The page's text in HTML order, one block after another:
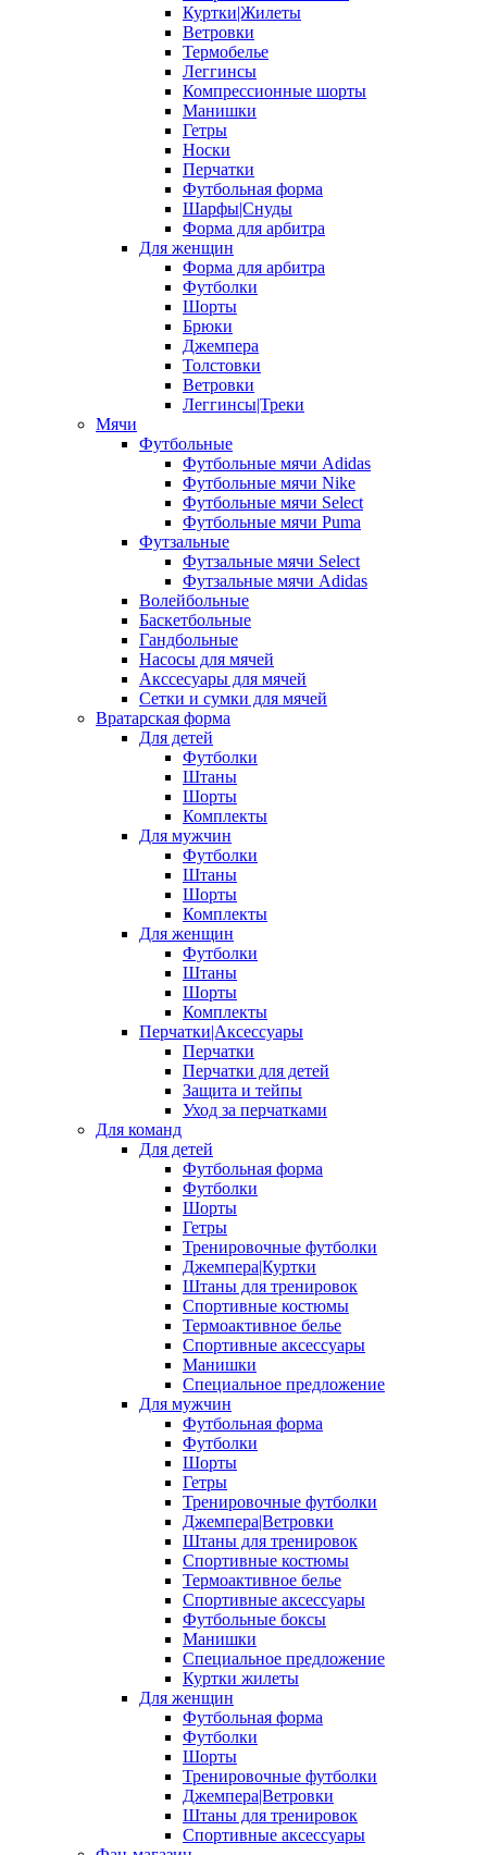
Куртки|Жилеты
Ветровки
Термобелье
Леггинсы
Компрессионные шорты
Манишки
Гетры
Носки
Перчатки
Футбольная форма
Шарфы|Снуды
Форма для арбитра
Для женщин
Форма для арбитра
Футболки
Шорты
Брюки
Джемпера
Толстовки
Ветровки
Леггинсы|Треки
Мячи
Футбольные
Футбольные мячи Adidas
Футбольные мячи Nike
Футбольные мячи Select
Футбольные мячи Puma
Футзальные
Футзальные мячи Select
Футзальные мячи Adidas
Волейбольные
Баскетбольные
Гандбольные
Насосы для мячей
Акссесуары для мячей
Сетки и сумки для мячей
Вратарская форма
Для детей
Футболки
Штаны
Шорты
Комплекты
Для мужчин
Футболки
Штаны
Шорты
Комплекты
Для женщин
Футболки
Штаны
Шорты
Комплекты
Перчатки|Аксессуары
Перчатки
Перчатки для детей
Защита и тейпы
Уход за перчатками
Для команд
Для детей
Футбольная форма
Футболки
Шорты
Гетры
Тренировочные футболки
Джемпера|Куртки
Штаны для тренировок
Спортивные костюмы
Термоактивное белье
Спортивные аксессуары
Манишки
Специальное предложение
Для мужчин
Футбольная форма
Футболки
Шорты
Гетры
Тренировочные футболки
Джемпера|Ветровки
Штаны для тренировок
Спортивные костюмы
Термоактивное белье
Спортивные аксессуары
Футбольные боксы
Манишки
Специальное предложение
Куртки жилеты
Для женщин
Футбольная форма
Футболки
Шорты
Тренировочные футболки
Джемпера|Ветровки
Штаны для тренировок
Спортивные аксессуары